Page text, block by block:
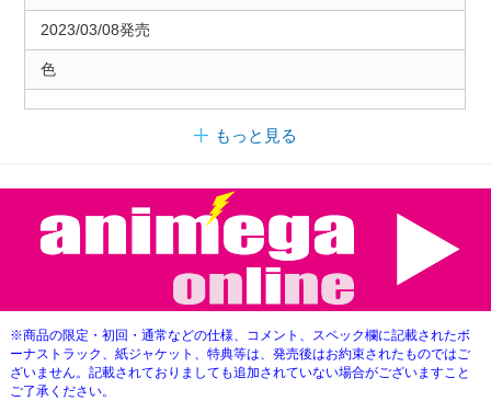
2023/03/08発売
色
もっと見る
※商品の限定・初回・通常などの仕様、コメント、スペック欄に記載されたボ
ーナストラック、紙ジャケット、特典等は、発売後はお約束されたものではご
ざいません。記載されておりましても追加されていない場合がございますこと
ご了承ください。